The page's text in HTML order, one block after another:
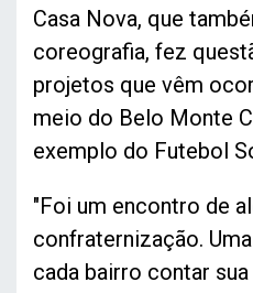
Casa Nova, que
coreografia, fez
projetos que vêm
meio do Belo Monte
exemplo do Futebol
"Foi um encontro de
confraternização.
cada bairro contar